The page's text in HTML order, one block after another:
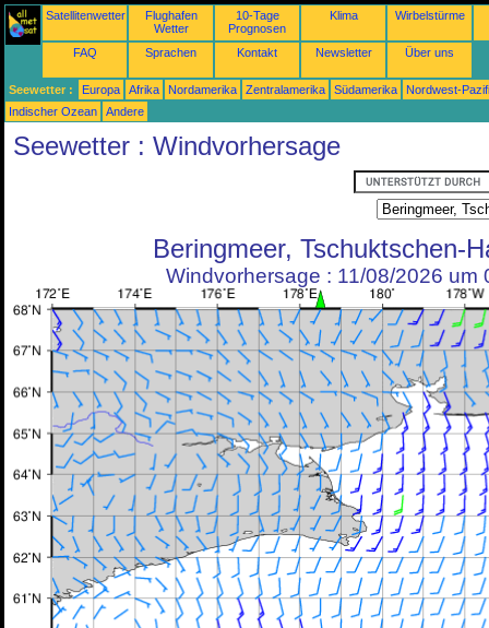
Satellitenwetter
Flughafen
Wetter
10-Tage
Prognosen
Klima Wirbelstürme
FAQ Sprachen Kontakt Newsletter Über uns
Seewetter : Europa Afrika Nordamerika Zentralamerika Südamerika
Nordwest-
Indischer Ozean
Andere
Seewetter : Windvorhersage
Beringmeer, Tschuktschen-
Windvorhersage : 11/08/2026 um